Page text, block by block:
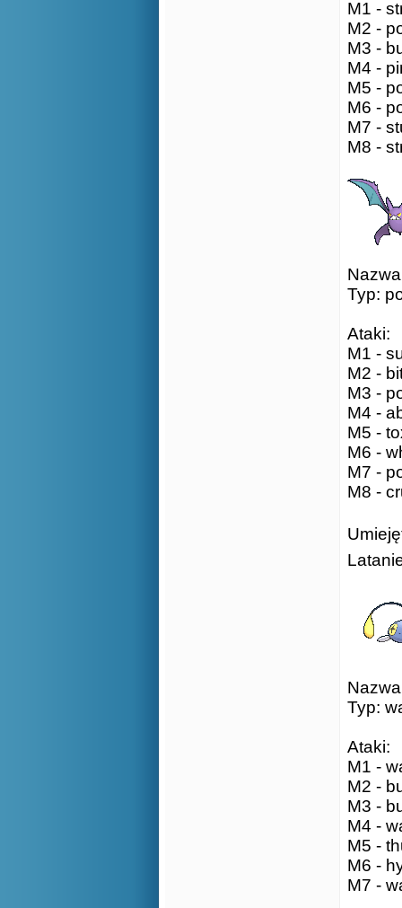
M1 -
M2 -
M3 -
M4 -
M5 -
M6 -
M7 -
M8 -
Typ:
Ataki:
M1 -
M2 -
M3 -
M4 -
M5 -
M6 -
M7 -
M8 -
Typ:
Ataki:
M1 -
M2 -
M3 -
M4 -
M5 -
M6 -
M7 -